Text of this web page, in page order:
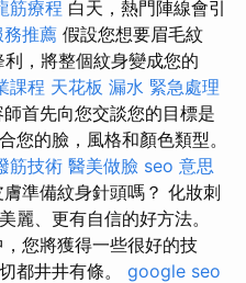
筋療程 白天，熱門陣線會引
推薦 假設您想要眉毛紋
，將整個紋身變成您的
課程 天花板 漏水 緊急處理
師首先向您交談您的目標是
您的臉，風格和顏色類型。
筋技術 醫美做臉 seo 意思
準備紋身針頭嗎？ 化妝刺
麗、更有自信的好方法。
您將獲得一些很好的技
都井井有條。 google seo